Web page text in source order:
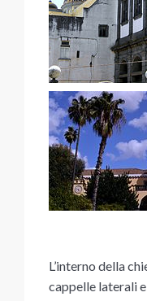
L’interno della
cappelle laterali